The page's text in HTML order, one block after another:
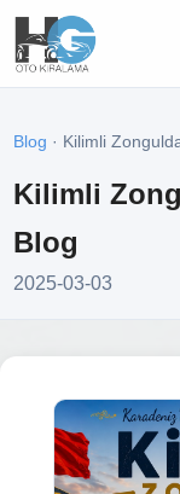
Blog · Kilimli
Kilimli
Blog
2025-03-03